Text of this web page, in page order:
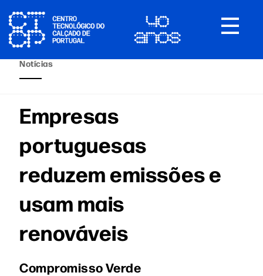
Toggle
Notícias
Empresas
portuguesas
reduzem emissões e
usam mais
renováveis
Compromisso Verde